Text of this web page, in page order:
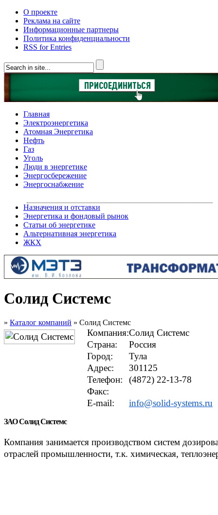
О проекте
Реклама на сайте
Информационные партнеры
Политика конфиденциальности
RSS for Entries
Главная
Электроэнергетика
Атомная Энергетика
Нефть
Газ
Уголь
Люди в энергетике
Энергосбережение
Энергоснабжение
Назначения и отставки
Энергетика и фондовый рынок
Статьи об энергетике
Альтернативная энергетика
ЖКХ
Солид Системс
» Каталог компаний » Солид Системс
Компания:Солид Системс
Страна:
Россия
Город:
Тула
Адрес:
301125
Телефон:
(4872) 22-13-78
Факс:
E-mail:
info@solid-systems.ru
ЗАО Солид Системс
Компания занимается производством систем
отраслей промышленности, т.к. химическая,